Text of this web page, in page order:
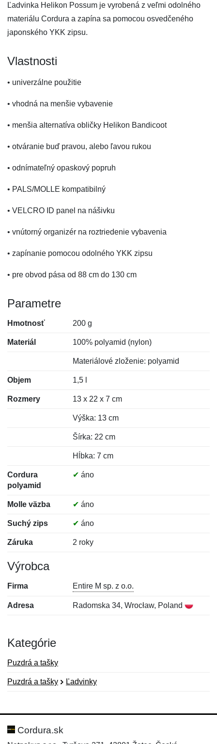
Ľadvinka Helikon Possum je vyrobená z veľmi odolného
materiálu Cordura a zapína sa pomocou osvedčeného
japonského YKK zipsu.
Vlastnosti
• univerzálne použitie
• vhodná na menšie vybavenie
• menšia alternatíva obličky Helikon Bandicoot
• otváranie buď pravou, alebo ľavou rukou
• odnímateľný opaskový popruh
• PALS/MOLLE kompatibilný
• VELCRO ID panel na nášivku
• vnútorný organizér na roztriedenie vybavenia
• zapínanie pomocou odolného YKK zipsu
• pre obvod pása od 88 cm do 130 cm
Parametre
Hmotnosť 200 g
Materiál 100% polyamid (nylon)
Materiálové zloženie: polyamid
Objem 1,5 l
Rozmery 13 x 22 x 7 cm
Výška: 13 cm
Šírka: 22 cm
Hĺbka: 7 cm
Cordura
polyamid
✔ áno
Molle väzba ✔ áno
Suchý zips ✔ áno
Záruka 2 roky
Výrobca
Firma Entire M sp. z o.o.
Adresa Radomska 34, Wrocław, Poland
Kategórie
Puzdrá a tašky
Puzdrá a tašky Ľadvinky
Hodnotenie:
Meno:
Cordura.sk